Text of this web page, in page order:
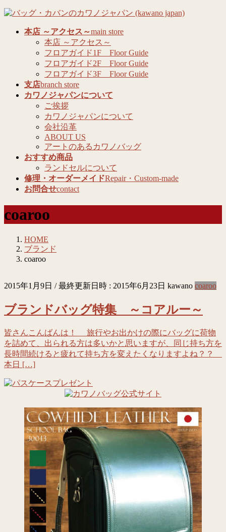
コ
ナ
本店 ～アクセス～main store
本店 ～アクセス～
フロアガイド1F Floor Guide
フロアガイド2F Floor Guide
フロアガイド3F Floor Guide
支店branch store
カワノジャパンについて
ご挨拶
カワノジャパンについて
会社沿革
ABOUT US
アートのあるカワノバッグ
おすすめ商品
ランドセルについて
修理・オーダーメイドRepair・Custom-made
お問合せcontact
coaroo
HOME
ブランド
coaroo
2015年1月9日 / 最終更新日時 : 2015年6月23日 kawano coaroo
ブランドバッグ特集 ～コアルー～
皆さんこんばんは！ 旅行やお出かけの際にバッグに荷物
を詰めて、出られる方は多いかと思いますが、同じ持ち方を
長時間続けると疲れて持ち方を変えたくなりますよね？？
本日 […]